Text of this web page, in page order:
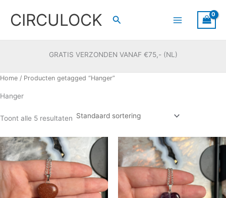
naar
inhoud
CIRCULOCK Zoeken
GRATIS VERZONDEN VANAF €75,- (NL)
Home / Producten getagged “Hanger”
Hanger
Toont alle 5 resultaten